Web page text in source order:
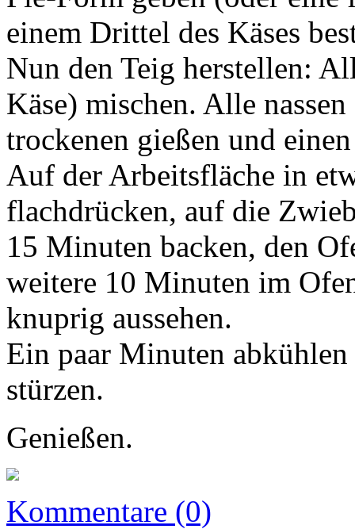
einem Drittel des Käses
Nun den Teig herstellen:
Käse) mischen. Alle
trockenen gießen und
Auf der Arbeitsfläche in
flachdrücken, auf die
15 Minuten backen, den
weitere 10 Minuten im
knuprig aussehen.
Ein paar Minuten
stürzen.
Genießen.
Kommentare (0)